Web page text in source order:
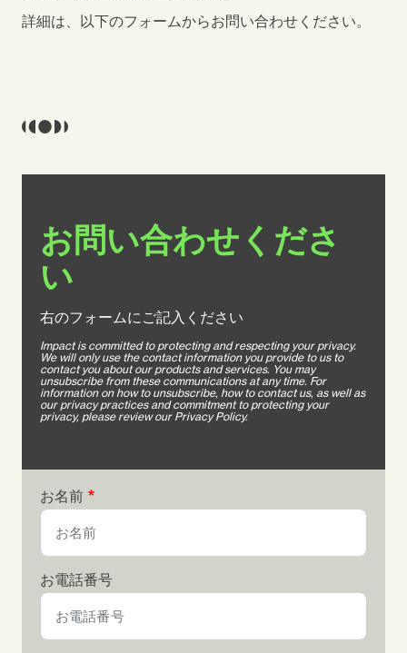
詳細は、以下のフォームからお問い合わせください。
お問い合わせくださ
い
右のフォームにご記入ください
Impact is committed to protecting and respecting your privacy.
We will only use the contact information you provide to us to
contact you about our products and services. You may
unsubscribe from these communications at any time. For
information on how to unsubscribe, how to contact us, as well as
our privacy practices and commitment to protecting your
privacy, please review our Privacy Policy.
お名前
お電話番号